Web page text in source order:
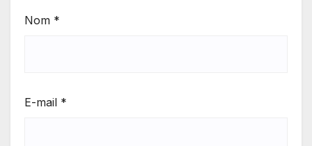
Nom *
E-mail *